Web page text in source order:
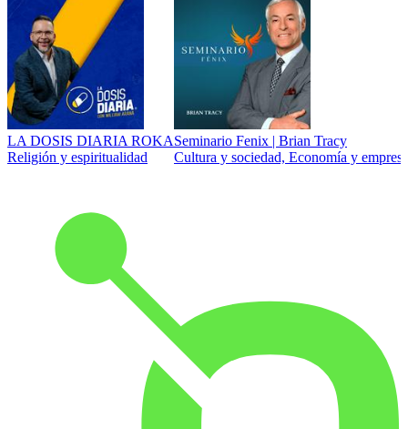
LA DOSIS DIARIA ROKA
Religión y espiritualidad
Seminario Fenix | Brian Tracy
Cultura y sociedad, Economía y